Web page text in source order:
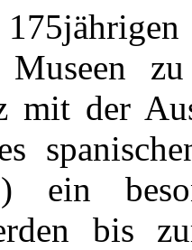
Museen
mit der
ein
bis